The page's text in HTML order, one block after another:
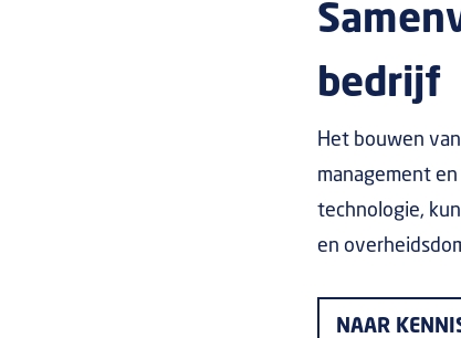
bedrijf
Het bouwen
management
technologie,
en
NAAR